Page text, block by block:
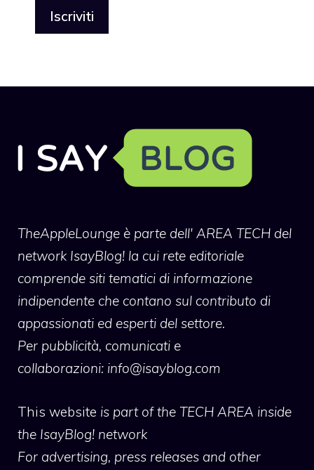
TheAppleLounge è parte dell' AREA TECH del
network IsayBlog! la cui rete editoriale
comprende siti tematici di informazione
indipendente che contano sul contributo di
appassionati ed esperti del settore.
Per pubblicità, comunicati e
collaborazioni: info@isayblog.com
This website is part of the TECH AREA inside
the IsayBlog! network
For advertising, press releases and other